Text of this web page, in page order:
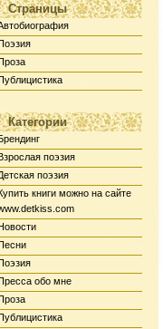
Страницы
Категории
поэзия
поэзия
книги можно на сайте
обо мне